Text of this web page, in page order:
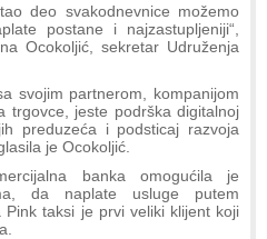
deo svakodnevnice možemo
postane i najzastupljeniji“,
Ocokoljić, sekretar Udruženja
svojim partnerom, kompanijom
trgovce, jeste podrška digitalnoj
preduzeća i podsticaj razvoja
je Ocokoljić.
banka omogućila je
da naplate usluge putem
Pink taksi je prvi veliki klijent koji